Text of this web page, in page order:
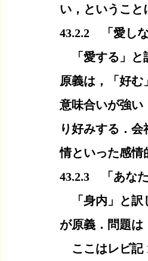
い，ということ
43.2.2　「愛し
「愛する」と
原義は，「好
意味合いが強い
り好みする．
情といった感情
43.2.3　「あな
「身内」と訳
が原義．問題は
ここはレビ記